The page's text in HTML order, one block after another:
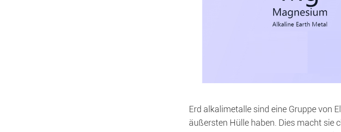
Erd alkalimetalle sind eine Gruppe von
äußersten Hülle haben. Dies macht sie